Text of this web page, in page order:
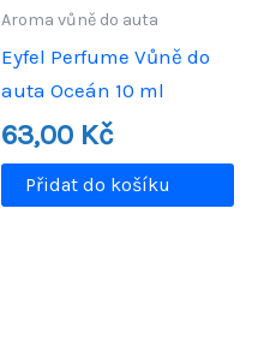
Aroma vůně do auta
Eyfel Perfume Vůně do
auta Oceán 10 ml
63,00 Kč
Přidat do košíku